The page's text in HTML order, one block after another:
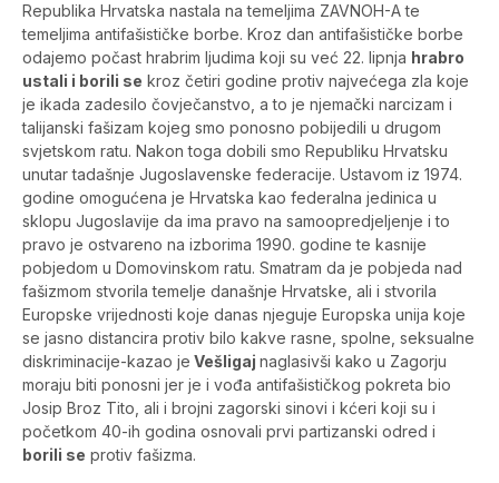
Republika Hrvatska nastala na temeljima ZAVNOH-A te
temeljima antifašističke borbe. Kroz dan antifašističke borbe
odajemo počast hrabrim ljudima koji su već 22. lipnja hrabro
ustali i borili se kroz četiri godine protiv najvećega zla koje
je ikada zadesilo čovječanstvo, a to je njemački narcizam i
talijanski fašizam kojeg smo ponosno pobijedili u drugom
svjetskom ratu. Nakon toga dobili smo Republiku Hrvatsku
unutar tadašnje Jugoslavenske federacije. Ustavom iz 1974.
godine omogućena je Hrvatska kao federalna jedinica u
sklopu Jugoslavije da ima pravo na samoopredjeljenje i to
pravo je ostvareno na izborima 1990. godine te kasnije
pobjedom u Domovinskom ratu. Smatram da je pobjeda nad
fašizmom stvorila temelje današnje Hrvatske, ali i stvorila
Europske vrijednosti koje danas njeguje Europska unija koje
se jasno distancira protiv bilo kakve rasne, spolne, seksualne
diskriminacije-kazao je Vešligaj naglasivši kako u Zagorju
moraju biti ponosni jer je i vođa antifašističkog pokreta bio
Josip Broz Tito, ali i brojni zagorski sinovi i kćeri koji su i
početkom 40-ih godina osnovali prvi partizanski odred i
borili se protiv fašizma.